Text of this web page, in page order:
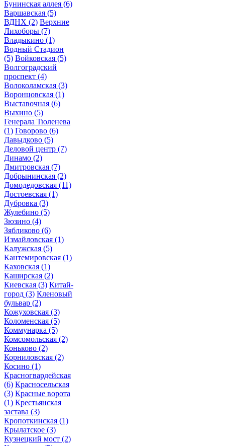
Бунинская аллея (6)
Варшавская (5)
ВДНХ (2) Верхние
Лихоборы (7)
Владыкино (1)
Водный Стадион
(5) Войковская (5)
Волгоградский
проспект (4)
Волоколамская (3)
Воронцовская (1)
Выставочная (6)
Выхино (5)
Генерала Тюленева
(1) Говорово (6)
Давыдково (5)
Деловой центр (7)
Динамо (2)
Дмитровская (7)
Добрынинская (2)
Домодедовская (11)
Достоевская (1)
Дубровка (3)
Жулебино (5)
Зюзино (4)
Зябликово (6)
Измайловская (1)
Калужская (5)
Кантемировская (1)
Каховская (1)
Каширская (2)
Киевская (3) Китай-
город (3) Кленовый
бульвар (2)
Кожуховская (3)
Коломенская (5)
Коммунарка (5)
Комсомольская (2)
Коньково (2)
Корниловская (2)
Косино (1)
Красногвардейская
(6) Красносельская
(3) Красные ворота
(1) Крестьянская
застава (3)
Кропоткинская (1)
Крылатское (3)
Кузнецкий мост (2)